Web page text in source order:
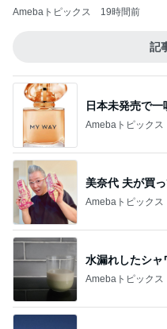
Amebaトピックス 19時間前
記
日本未発売で
Amebaトピックス
美奈代 夫が買
Amebaトピックス
水漏れしたシャ
Amebaトピックス